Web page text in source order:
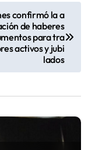
confirmó la a
de haberes
para tra
activos y jubi
lados